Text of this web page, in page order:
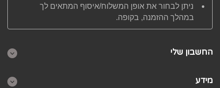
ניתן לבחור את אופן המשלוח/איסוף המתאים לך
במהלך ההזמנה, בקופה.
החשבון שלי
מידע